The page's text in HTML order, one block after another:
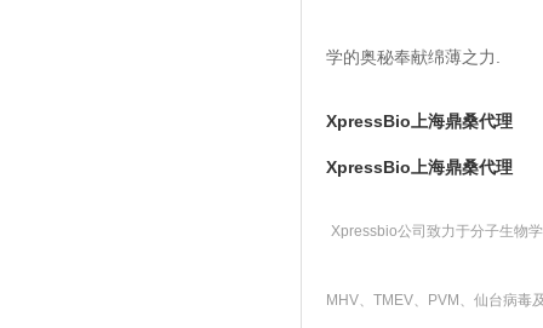
学的奥秘奉献绵薄之力.
XpressBio上海鼎桑代理
XpressBio上海鼎桑代理
Xpressbio公司致力于分子生物
MHV、TMEV、PVM、仙台病毒